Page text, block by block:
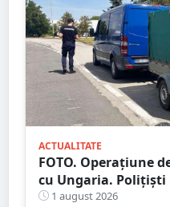
ACTUALITATE
FOTO. Operațiune
cu Ungaria.
verificat sute de
1 august 2026